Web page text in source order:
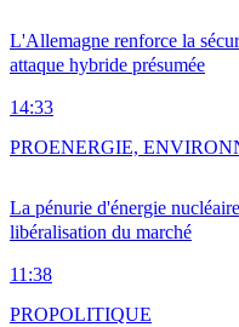
L'Allemagne renforce la
attaque hybride présumée
14:33
La pénurie d'énergie
libéralisation du marché
11:38
PROENERGIE,
PROPOLITIQUE